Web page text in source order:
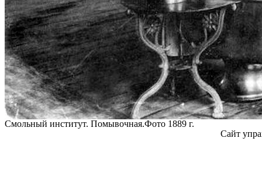
Смольный институт. Помывочная.Фото 1889 г.
Сайт